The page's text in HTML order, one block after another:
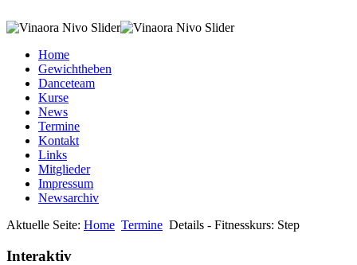
Home
Gewichtheben
Danceteam
Kurse
News
Termine
Kontakt
Links
Mitglieder
Impressum
Newsarchiv
Aktuelle Seite: Home Termine Details - Fitnesskurs: Step
Interaktiv